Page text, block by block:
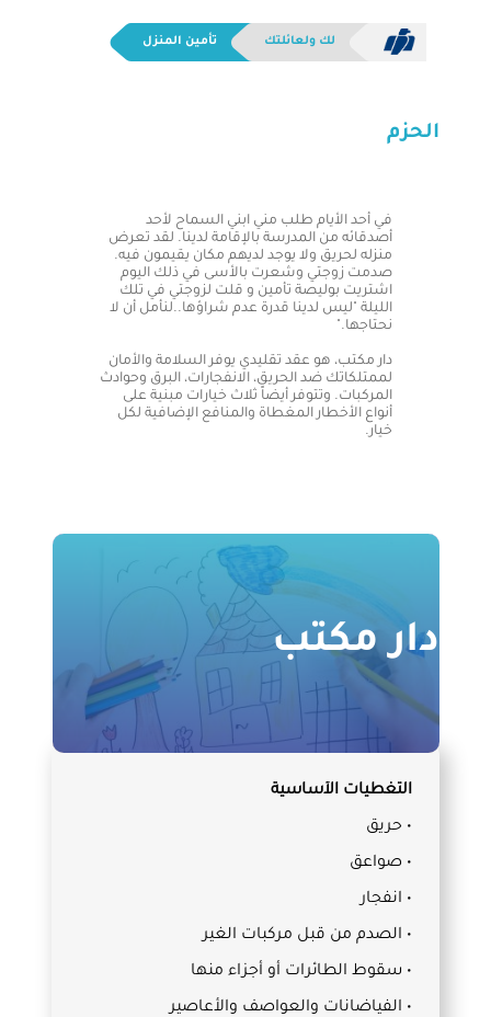
لك ولعائلتك تأمين المنزل
الحزم
في أحد الأيام طلب مني ابني السماح لأحد
أصدقائه من المدرسة بالإقامة لدينا. لقد تعرض
منزله لحريق ولا يوجد لديهم مكان يقيمون فيه.
صدمت زوجتي وشعرت بالأسى في ذلك اليوم
اشتريت بوليصة تأمين و قلت لزوجتي في تلك
الليلة "ليس لدينا قدرة عدم شراؤها..لنأمل أن لا
نحتاجها."
دار مكتب، هو عقد تقليدي يوفر السلامة والأمان
لممتلكاتك ضد الحريق، الانفجارات، البرق وحوادث
المركبات. وتتوفر أيضاً ثلاث خيارات مبنية على
أنواع الأخطار المغطاة والمنافع الإضافية لكل
خيار.
دار مكتب
التغطيات الأساسية
• حريق
• صواعق
• انفجار
• الصدم من قبل مركبات الغير
• سقوط الطائرات أو أجزاء منها
• الفياضانات والعواصف والأعاصير